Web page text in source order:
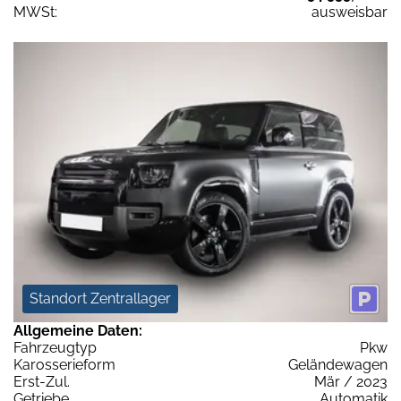
MWSt:
ausweisbar
Standort Zentrallager
Allgemeine Daten:
Fahrzeugtyp
Pkw
Karosserieform
Geländewagen
Erst-Zul.
Mär / 2023